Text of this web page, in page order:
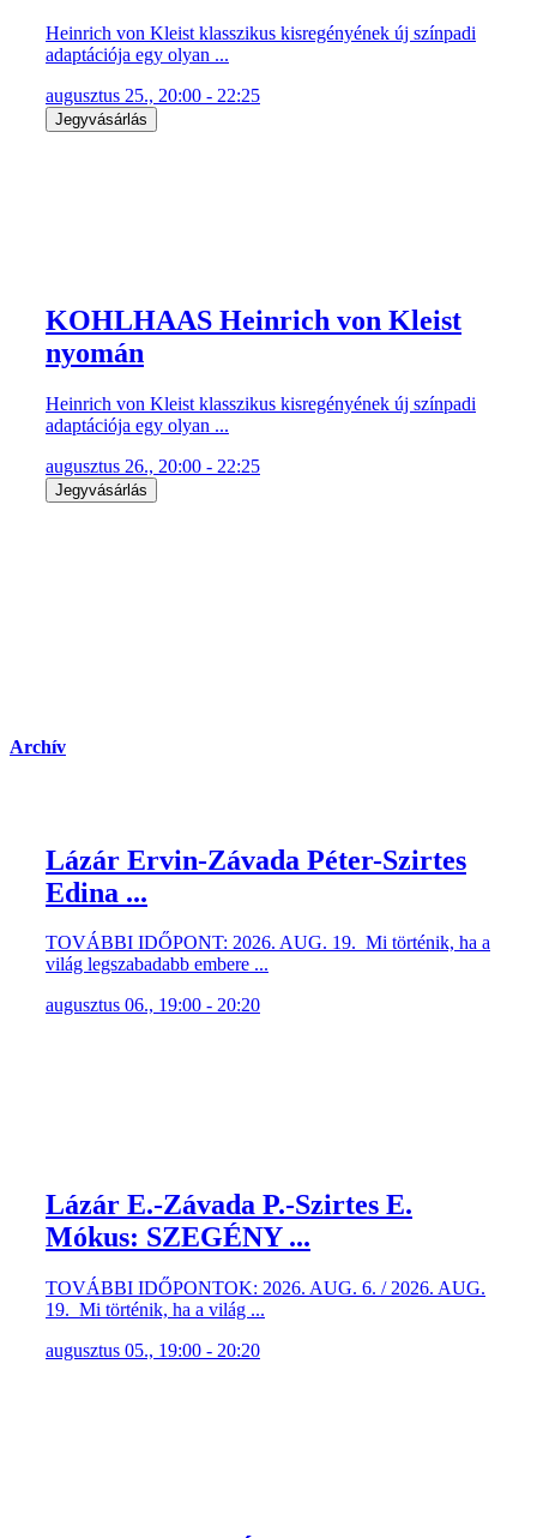
Heinrich von Kleist klasszikus kisregényének új színpadi
adaptációja egy olyan ...
augusztus 25., 20:00 - 22:25
Jegyvásárlás
KOHLHAAS Heinrich von Kleist
nyomán
Heinrich von Kleist klasszikus kisregényének új színpadi
adaptációja egy olyan ...
augusztus 26., 20:00 - 22:25
Jegyvásárlás
Archív
Lázár Ervin-Závada Péter-Szirtes
Edina ...
TOVÁBBI IDŐPONT: 2026. AUG. 19. Mi történik, ha a
világ legszabadabb embere ...
augusztus 06., 19:00 - 20:20
Lázár E.-Závada P.-Szirtes E.
Mókus: SZEGÉNY ...
TOVÁBBI IDŐPONTOK: 2026. AUG. 6. / 2026. AUG.
19. Mi történik, ha a világ ...
augusztus 05., 19:00 - 20:20